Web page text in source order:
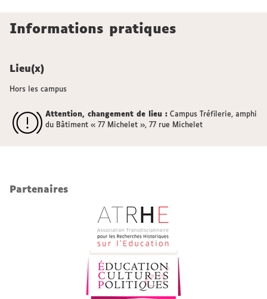
Informations pratiques
Lieu(x)
Hors les campus
Attention, changement de lieu : Campus Tréfilerie, amphi
du Bâtiment « 77 Michelet », 77 rue Michelet
Partenaires